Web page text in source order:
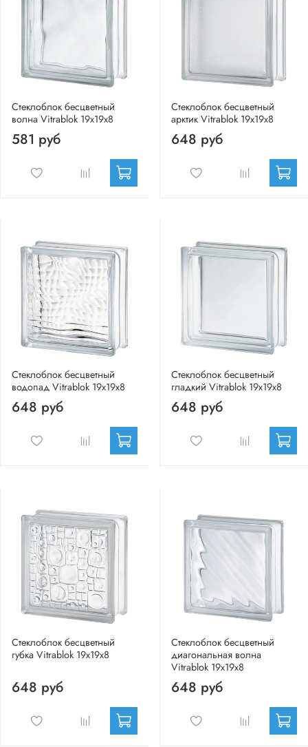
Стеклоблок бесцветный
волна Vitrablok 19х19х8
581 руб
Стеклоблок бесцветный
арктик Vitrablok 19х19х8
648 руб
Стеклоблок бесцветный
водопад Vitrablok 19х19х8
648 руб
Стеклоблок бесцветный
гладкий Vitrablok 19х19х8
648 руб
Стеклоблок бесцветный
губка Vitrablok 19х19х8
648 руб
Стеклоблок бесцветный
диагональная волна
Vitrablok 19х19х8
648 руб